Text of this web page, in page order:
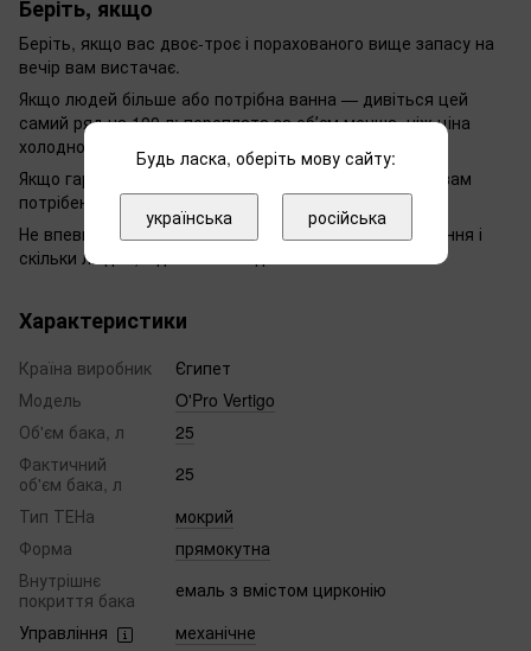
Беріть, якщо
Беріть, якщо вас двоє-троє і порахованого вище запасу на
вечір вам вистачає.
Якщо людей більше або потрібна ванна — дивіться цей
самий ряд на 100 л: переплата за обʼєм менша, ніж ціна
холодного ранку.
Якщо гаряча вода потрібна миттєво й без запасу — вам
потрібен проточний, а не накопичувальний.
Не впевнені у виборі — напишіть нам, що за приміщення і
скільки людей, підкажемо модель.
Характеристики
Країна виробник
Єгипет
Модель
O'Pro Vertigo
Об'єм бака, л
25
Фактичний
об'єм бака, л
25
Тип ТЕНа
мокрий
Форма
прямокутна
Внутрішнє
покриття бака
емаль з вмістом цирконію
Управління
механічне
Будь ласка, оберіть мову сайту:
українська російська